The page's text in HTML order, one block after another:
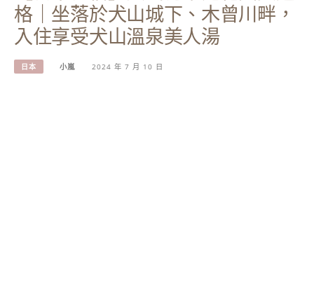
格｜坐落於犬山城下、木曾川畔，
入住享受犬山溫泉美人湯
日本 小嵐 2024 年 7 月 10 日